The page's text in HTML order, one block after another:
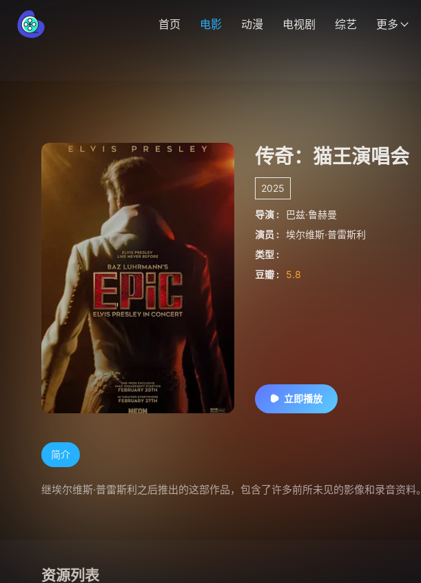
首页 电影 动漫 电视剧 综艺 更多
传奇：猫王演唱会
2025
导演 :
巴兹·鲁赫曼
演员 : 埃尔维斯·普雷斯利
类型 :
豆瓣 :
5.8
立即播放
简介
继埃尔维斯·普雷斯利之后推出的这部作品，包含了许多前所未见的影像和录音资料。
资源列表